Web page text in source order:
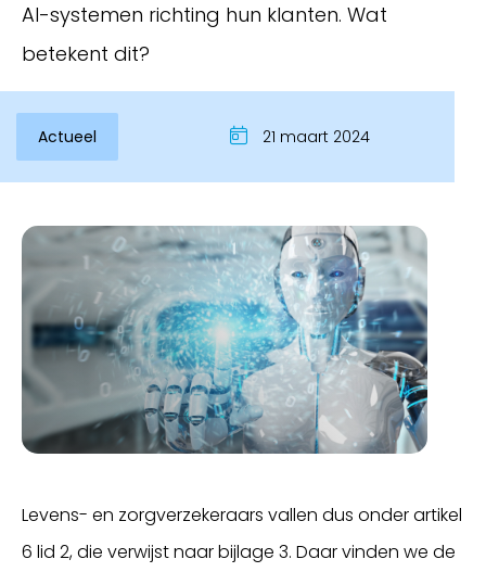
Inloggen
AI-systemen richting hun klanten. Wat
betekent dit?
Actueel 21 maart 2024
Levens- en zorgverzekeraars vallen dus onder artikel
6 lid 2, die verwijst naar bijlage 3. Daar vinden we de